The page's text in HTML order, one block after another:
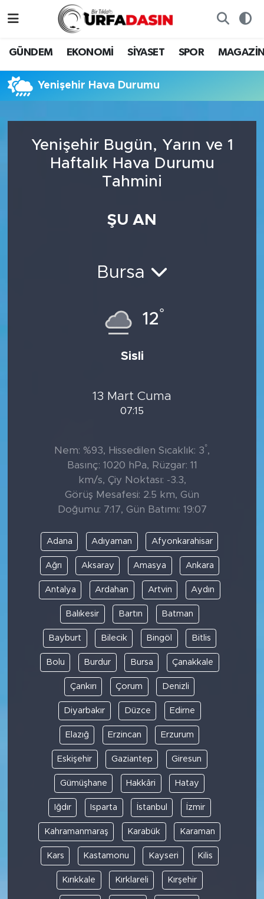
GÜNDEM EKONOMİ SİYASET SPOR
Yenişehir Hava Durumu
Yenişehir Bugün, Yarın ve 1
Haftalık Hava Durumu
Tahmini
ŞU AN
Bursa
12°
Sisli
13 Mart Cuma
07:15
Nem: %93, Hissedilen Sıcaklık: 3°,
Basınç: 1020 hPa, Rüzgar: 11
km/s, Çiy Noktası: -3.3,
Görüş Mesafesi: 2.5 km, Gün
Doğumu: 7:17, Gün Batımı: 19:07
Adana Adıyaman Afyonkarahisar
Ağrı Aksaray Amasya Ankara
Antalya Ardahan Artvin Aydın
Balıkesir Bartın Batman
Bayburt Bilecik Bingöl Bitlis
Bolu Burdur Bursa Çanakkale
Çankırı Çorum Denizli
Diyarbakır Düzce Edirne
Elazığ Erzincan Erzurum
Eskişehir Gaziantep Giresun
Gümüşhane Hakkâri Hatay
Iğdır Isparta İstanbul İzmir
Kahramanmaraş Karabük Karaman
Kars Kastamonu Kayseri Kilis
Kırıkkale Kırklareli Kırşehir
MAGAZİN
Nöbetçi Eczaneler
Süper Lig Puan Durumu ve Fikstür
Son Dakika Haberleri